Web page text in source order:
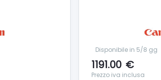
Disponibile in 5/8 gg
1191.00 €
Prezzo iva inclusa